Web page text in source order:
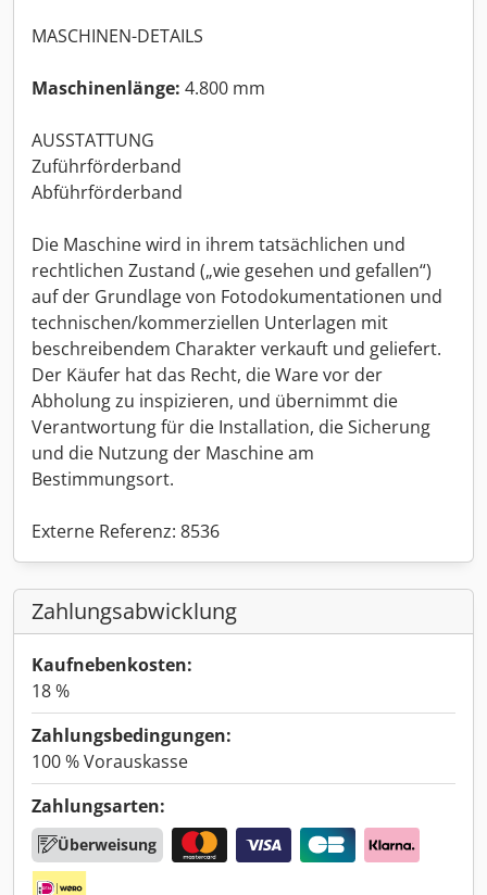
MASCHINEN-DETAILS
Maschinenlänge: 4.800 mm
AUSSTATTUNG
Zuführförderband
Abführförderband
Die Maschine wird in ihrem tatsächlichen und
rechtlichen Zustand („wie gesehen und gefallen“)
auf der Grundlage von Fotodokumentationen und
technischen/kommerziellen Unterlagen mit
beschreibendem Charakter verkauft und geliefert.
Der Käufer hat das Recht, die Ware vor der
Abholung zu inspizieren, und übernimmt die
Verantwortung für die Installation, die Sicherung
und die Nutzung der Maschine am
Bestimmungsort.
Externe Referenz: 8536
Zahlungsabwicklung
Kaufnebenkosten:
18 %
Zahlungsbedingungen:
100 % Vorauskasse
Zahlungsarten:
Überweisung